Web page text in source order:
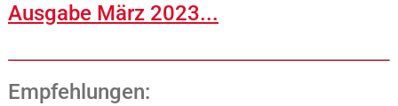
Ausgabe März 2023...
Empfehlungen: